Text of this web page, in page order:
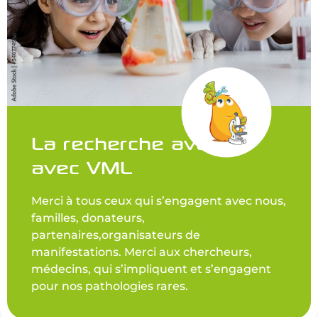
La recherche avance
avec VML
Merci à tous ceux qui s’engagent avec nous,
familles, donateurs,
partenaires,organisateurs de
manifestations. Merci aux chercheurs,
médecins, qui s’impliquent et s’engagent
pour nos pathologies rares.